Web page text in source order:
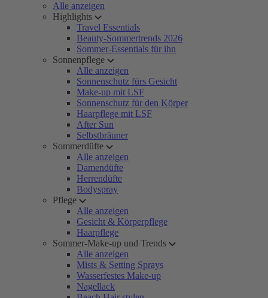
Alle anzeigen
Highlights
Travel Essentials
Beauty-Sommertrends 2026
Sommer-Essentials für ihn
Sonnenpflege
Alle anzeigen
Sonnenschutz fürs Gesicht
Make-up mit LSF
Sonnenschutz für den Körper
Haarpflege mit LSF
After Sun
Selbstbräuner
Sommerdüfte
Alle anzeigen
Damendüfte
Herrendüfte
Bodyspray
Pflege
Alle anzeigen
Gesicht & Körperpflege
Haarpflege
Sommer-Make-up und Trends
Alle anzeigen
Mists & Setting Sprays
Wasserfestes Make-up
Nagellack